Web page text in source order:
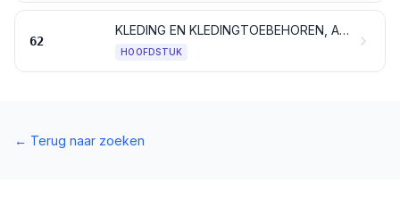
62
KLEDING EN KLEDINGTOEBEHOREN, ANDERE DAN VAN BREI- OF HAAKWERK
HOOFDSTUK
← Terug naar zoeken